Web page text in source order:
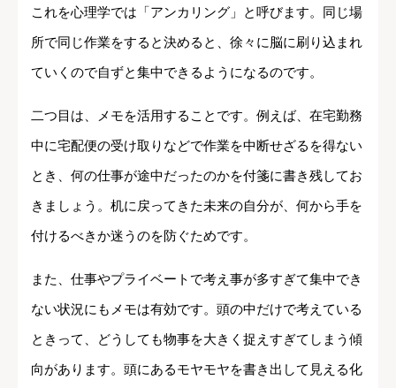
これを心理学では「アンカリング」と呼びます。同じ場
所で同じ作業をすると決めると、徐々に脳に刷り込まれ
ていくので自ずと集中できるようになるのです。
二つ目は、メモを活用することです。例えば、在宅勤務
中に宅配便の受け取りなどで作業を中断せざるを得ない
とき、何の仕事が途中だったのかを付箋に書き残してお
きましょう。机に戻ってきた未来の自分が、何から手を
付けるべきか迷うのを防ぐためです。
また、仕事やプライベートで考え事が多すぎて集中でき
ない状況にもメモは有効です。頭の中だけで考えている
ときって、どうしても物事を大きく捉えすぎてしまう傾
向があります。頭にあるモヤモヤを書き出して見える化